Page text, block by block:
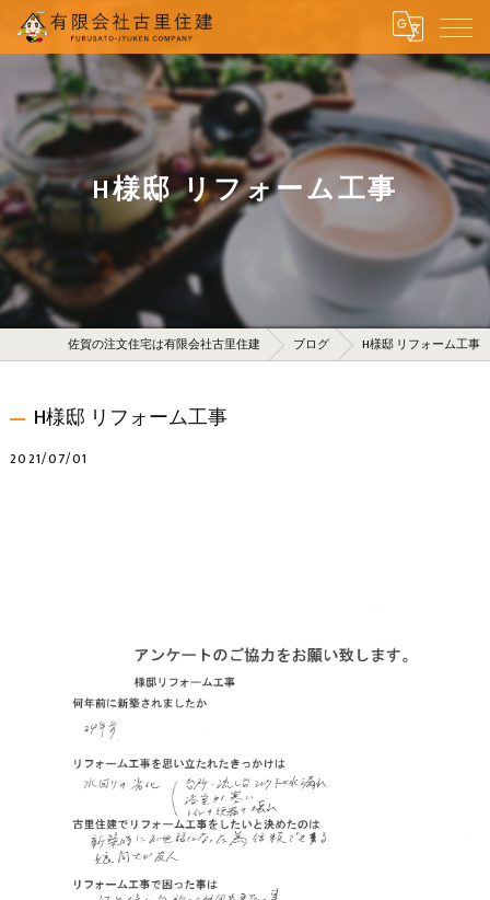
H様邸 リフォーム工事
佐賀の注文住宅は有限会社古里住建 ブログ H様邸 リフォーム工事
H様邸 リフォーム工事
2021/07/01